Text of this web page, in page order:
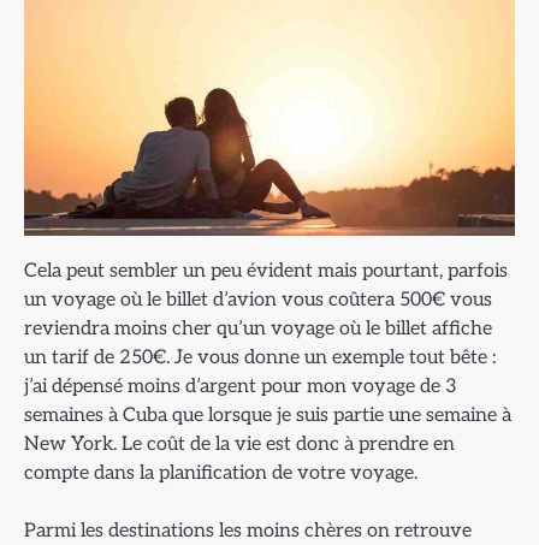
Cela peut sembler un peu évident mais pourtant, parfois
un voyage où le billet d’avion vous coûtera 500€ vous
reviendra moins cher qu’un voyage où le billet affiche
un tarif de 250€. Je vous donne un exemple tout bête :
j’ai dépensé moins d’argent pour mon voyage de 3
semaines à Cuba que lorsque je suis partie une semaine à
New York. Le coût de la vie est donc à prendre en
compte dans la planification de votre voyage.
Parmi les destinations les moins chères on retrouve